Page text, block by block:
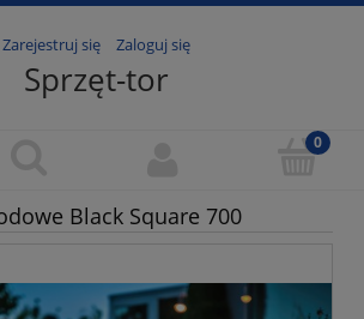
Zarejestruj się Zaloguj się
Sprzęt-tor
Black Square 700